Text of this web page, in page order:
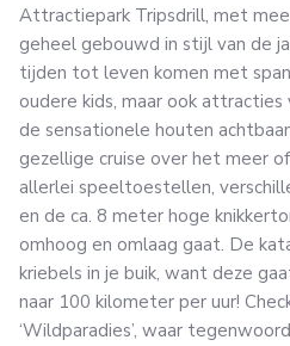
Attractiepark Tripsdrill, met
geheel gebouwd in stijl van de
tijden tot leven komen met
oudere kids, maar ook
de sensationele houten
gezellige cruise over het meer
allerlei speeltoestellen,
en de ca. 8 meter hoge
omhoog en omlaag gaat. De
kriebels in je buik, want deze
naar 100 kilometer per uur!
‘Wildparadies’, waar